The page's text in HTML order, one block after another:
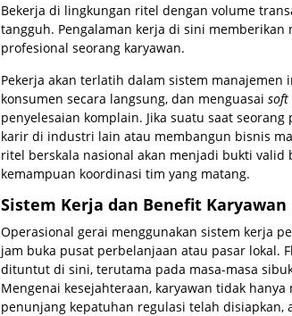
Bekerja di lingkungan ritel dengan volume
tangguh. Pengalaman kerja di sini
profesional seorang karyawan.
Pekerja akan terlatih dalam sistem
konsumen secara langsung, dan menguasai soft
penyelesaian komplain. Jika suatu saat
karir di industri lain atau membangun bisnis
ritel berskala nasional akan menjadi bukti
kemampuan koordinasi tim yang matang.
Sistem Kerja dan Benefit Karyawan
Operasional gerai menggunakan sistem kerja
jam buka pusat perbelanjaan atau pasar lokal.
dituntut di sini, terutama pada masa-masa
Mengenai kesejahteraan, karyawan tidak
penunjang kepatuhan regulasi telah disiapkan,